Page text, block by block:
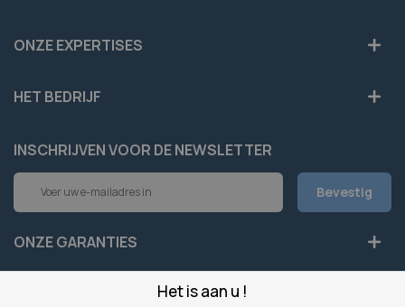
Het is aan u !
ONZE EXPERTISES
HET BEDRIJF
INSCHRIJVEN VOOR DE NEWSLETTER
Abonneer
op
onze
nieuwsbrief
Bevestig
ONZE GARANTIES